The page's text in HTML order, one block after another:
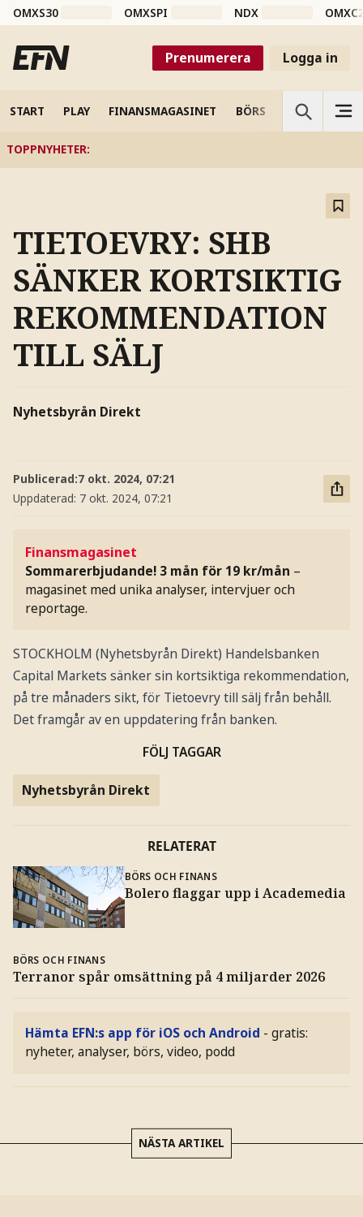
OMXS30 OMXSPI NDX
Prenumerera Logga in
START PLAY FINANSMAGASINET BÖRS VETENSKAP
TOPPNYHETER:
TIETOEVRY: SHB
SÄNKER KORTSIKTIG
REKOMMENDATION
TILL SÄLJ
Nyhetsbyrån Direkt
Publicerad:7 okt. 2024, 07:21
Uppdaterad: 7 okt. 2024, 07:21
Finansmagasinet
Sommarerbjudande! 3 mån för 19 kr/mån –
magasinet med unika analyser, intervjuer och
reportage.
STOCKHOLM (Nyhetsbyrån Direkt) Handelsbanken
Capital Markets sänker sin kortsiktiga rekommendation,
på tre månaders sikt, för Tietoevry till sälj från behåll.
Det framgår av en uppdatering från banken.
FÖLJ TAGGAR
Nyhetsbyrån Direkt
RELATERAT
BÖRS OCH FINANS
Bolero flaggar upp i Academedia
BÖRS OCH FINANS
Terranor spår omsättning på 4 miljarder 2026
Hämta EFN:s app för iOS och Android - gratis:
nyheter, analyser, börs, video, podd
NÄSTA ARTIKEL